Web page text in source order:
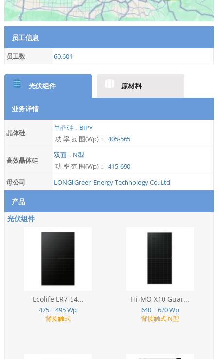
员工信息
员工数 60,601
光伏组件 原材料
业务详情
晶体硅
单晶硅，BIPV
功 率 范 围(Wp)：
405-565
高效晶体硅
双面，N型
功 率 范 围(Wp)：
415-690
母公司
LONGi Green Energy Technology Co.,Ltd
产品
光伏组件
Ecolife LR7-54...
475 ~ 495 Wp
背接触式
Hi-MO X10 Guar...
640 ~ 670 Wp
背接触式,N型